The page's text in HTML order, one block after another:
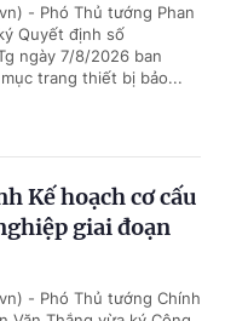
- Phó Thủ tướng Phan
Quyết định số
ngày 7/8/2026 ban
trang thiết bị bảo...
Kế hoạch cơ cấu
giai đoạn
- Phó Thủ tướng Chính